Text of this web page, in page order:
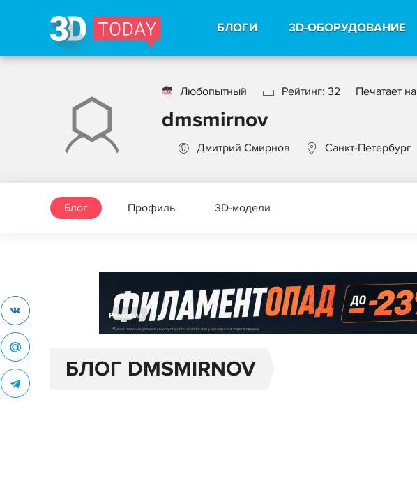
БЛОГИ 3D-ОБОРУДОВАНИЕ
Любопытный Рейтинг: 32 Печатает на
dmsmirnov
Дмитрий Смирнов Санкт-Петербург
Блог Профиль 3D-модели
Реклама
БЛОГ DMSMIRNOV